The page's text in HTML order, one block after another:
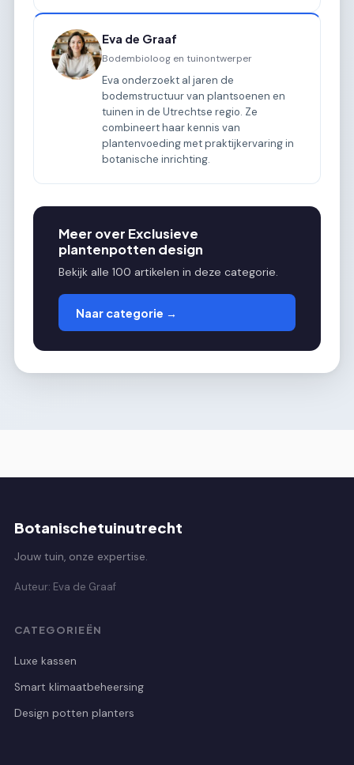
Eva de Graaf
Bodembioloog en tuinontwerper
Eva onderzoekt al jaren de
bodemstructuur van plantsoenen en
tuinen in de Utrechtse regio. Ze
combineert haar kennis van
plantenvoeding met praktijkervaring in
botanische inrichting.
Meer over Exclusieve
plantenpotten design
Bekijk alle 100 artikelen in deze categorie.
Naar categorie →
Botanischetuinutrecht
Jouw tuin, onze expertise.
Auteur: Eva de Graaf
CATEGORIEËN
Luxe kassen
Smart klimaatbeheersing
Design potten planters